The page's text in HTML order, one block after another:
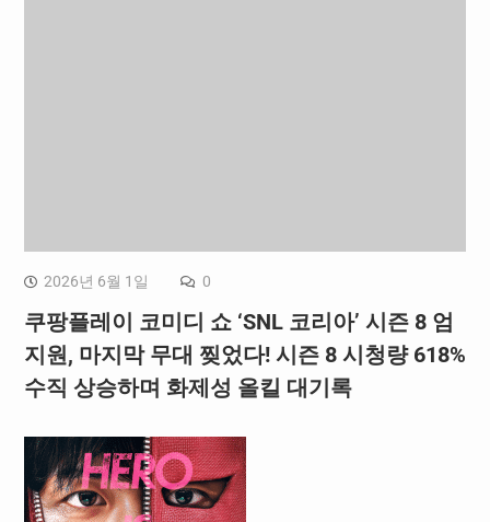
2026년 6월 1일 0
쿠팡플레이 코미디 쇼 ‘SNL 코리아’ 시즌 8 엄
지원, 마지막 무대 찢었다! 시즌 8 시청량 618%
수직 상승하며 화제성 올킬 대기록